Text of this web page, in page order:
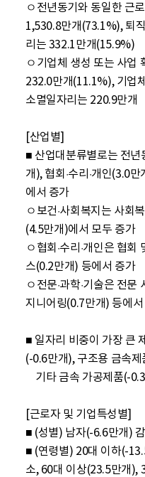
ㅇ전년동기와 동일한 근
1,530.8만개(73.1%), 퇴
리는 332.1만개(15.9%)
ㅇ기업체 생성 또는 사업
232.0만개(11.1%), 기업
소멸일자리는 220.9만개
[산업별]
■ 산업대분류별로는 전년
개), 협회·수리·개인(3.0
에서 증가
ㅇ보건·사회복지는 사회
(4.5만개)에서 모두 증가
ㅇ협회·수리·개인은 협회
스(0.2만개) 등에서 증가
ㅇ전문·과학·기술은 전문
지니어링(0.7만개) 등에
■ 일자리 비중이 가장 큰
(-0.6만개), 구조용 금속
[근로자 및 기업특성별]
■ (성별) 남자(-6.6만개)
■ (연령별) 20대 이하(-
소, 60대 이상(23.5만개),